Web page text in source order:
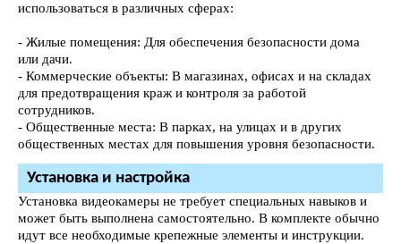
использоваться в различных сферах:
- Жилые помещения: Для обеспечения безопасности дома
или дачи.
- Коммерческие объекты: В магазинах, офисах и на складах
для предотвращения краж и контроля за работой
сотрудников.
- Общественные места: В парках, на улицах и в других
общественных местах для повышения уровня безопасности.
Установка и настройка
Установка видеокамеры не требует специальных навыков и
может быть выполнена самостоятельно. В комплекте обычно
идут все необходимые крепежные элементы и инструкции.